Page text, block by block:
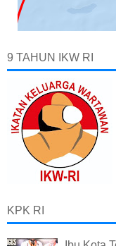
9 TAHUN IKW RI
KPK RI